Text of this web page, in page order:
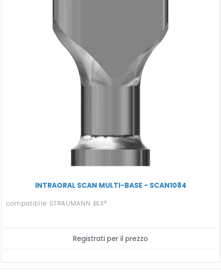
INTRAORAL SCAN MULTI-BASE - SCAN1084
compatibile STRAUMANN BLX®
Registrati per il prezzo